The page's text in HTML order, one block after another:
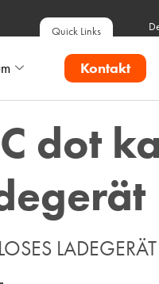
Quick Links
Kontakt
dot
LADEGERÄT